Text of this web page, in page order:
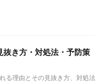
き方・対処法・予防策
る理由とその見抜き方、対処